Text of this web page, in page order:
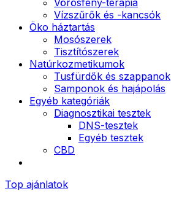
Vízszűrők és -kancsók
Öko háztartás
Mosószerek
Tisztítószerek
Natúrkozmetikumok
Tusfürdők és szappanok
Samponok és hajápolás
Egyéb kategóriák
Diagnosztikai tesztek
DNS-tesztek
Egyéb tesztek
CBD
Top ajánlatok